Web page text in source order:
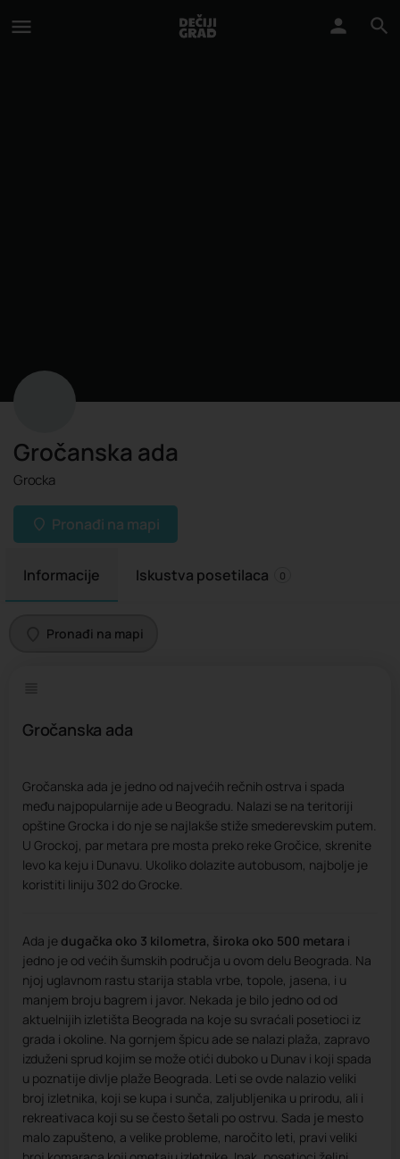
Gročanska ada
Grocka
Pronađi na mapi
Informacije Iskustva posetilaca 0
Pronađi na mapi
Gročanska ada
Gročanska ada je jedno od najvećih rečnih ostrva i spada
među najpopularnije ade u Beogradu. Nalazi se na teritoriji
opštine Grocka i do nje se najlakše stiže smederevskim putem.
U Grockoj, par metara pre mosta preko reke Gročice, skrenite
levo ka keju i Dunavu. Ukoliko dolazite autobusom, najbolje je
koristiti liniju 302 do Grocke.
Ada je dugačka oko 3 kilometra, široka oko 500 metara i
jedno je od većih šumskih područja u ovom delu Beograda. Na
njoj uglavnom rastu starija stabla vrbe, topole, jasena, i u
manjem broju bagrem i javor. Nekada je bilo jedno od od
aktuelnijih izletišta Beograda na koje su svraćali posetioci iz
grada i okoline. Na gornjem špicu ade se nalazi plaža, zapravo
izduženi sprud kojim se može otići duboko u Dunav i koji spada
u poznatije divlje plaže Beograda. Leti se ovde nalazio veliki
broj izletnika, koji se kupa i sunča, zaljubljenika u prirodu, ali i
rekreativaca koji su se često šetali po ostrvu. Sada je mesto
malo zapušteno, a velike probleme, naročito leti, pravi veliki